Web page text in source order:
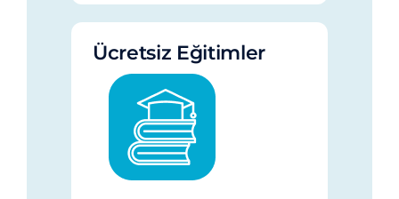
Ücretsiz Eğitimler